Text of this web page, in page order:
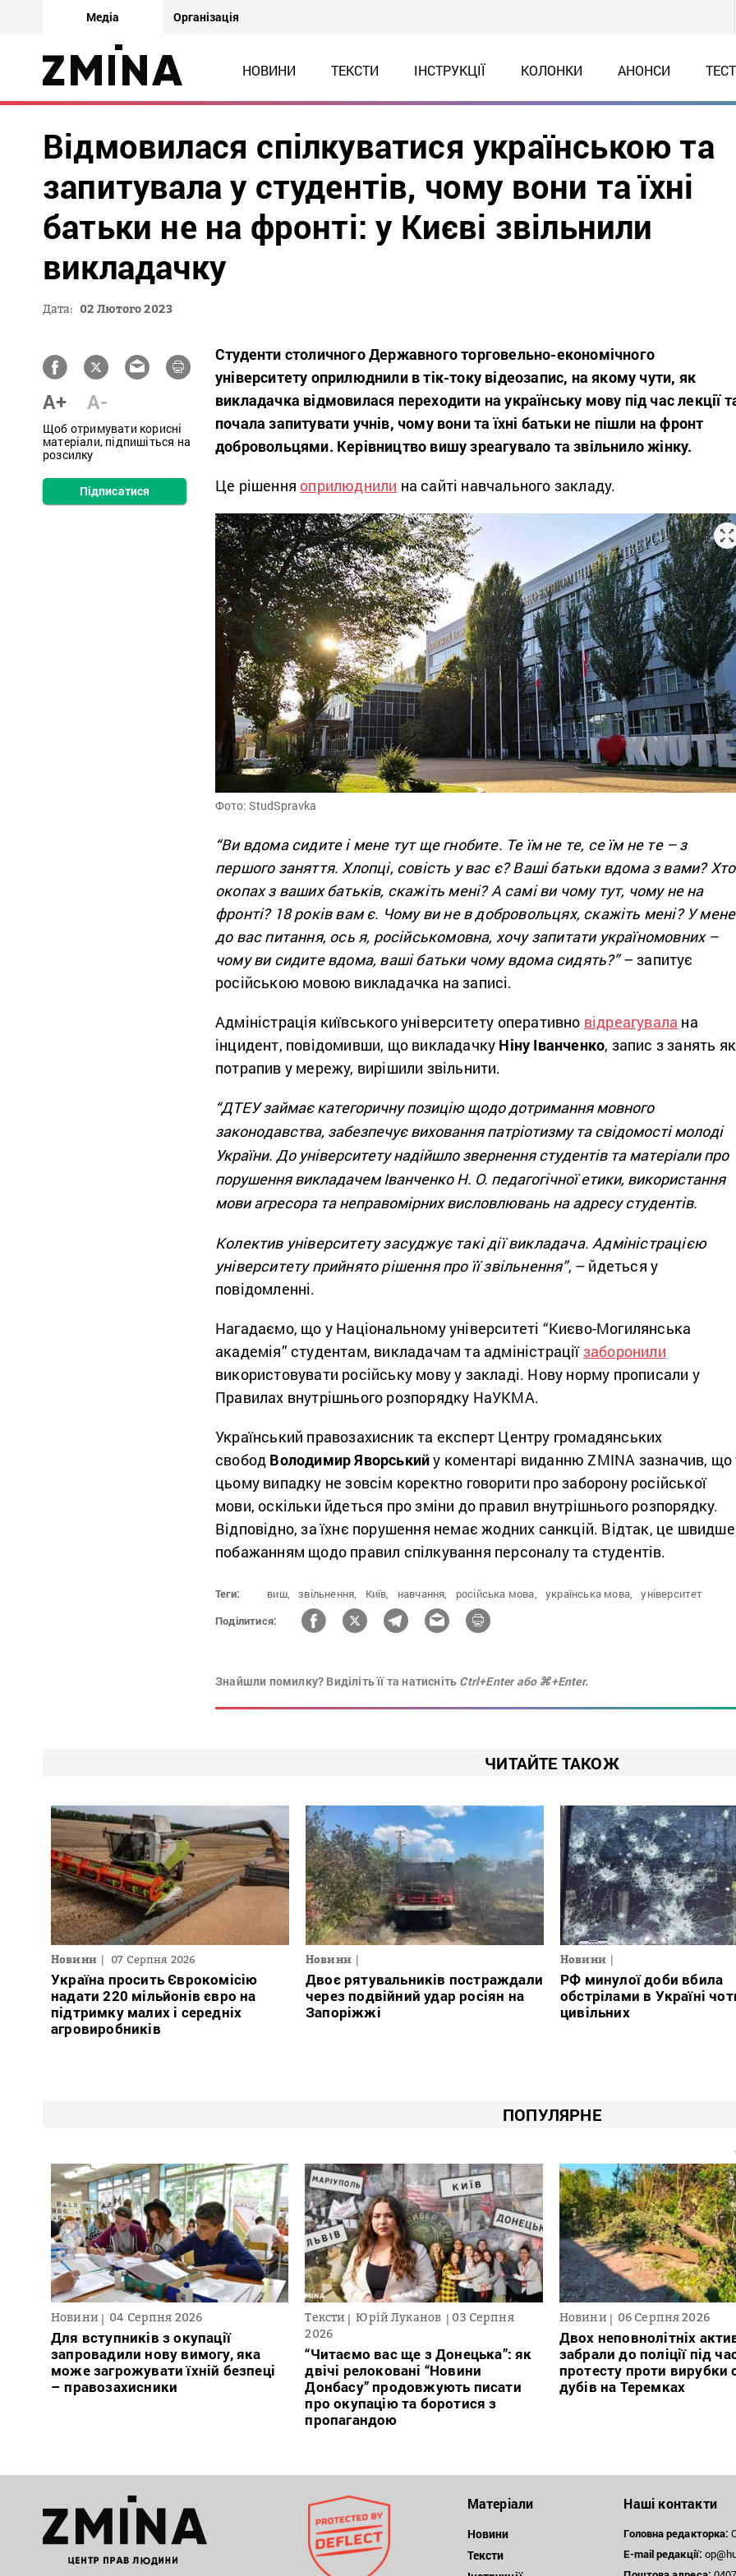
Медіа Організація
НОВИНИ ТЕКСТИ ІНСТРУКЦІЇ КОЛОНКИ АНОНСИ
Відмовилася спілкуватися українською та
запитувала у студентів, чому вони та їхні
батьки не на фронті: у Києві звільнили
викладачку
Дата: 02 Лютого 2023
A+ A-
Щоб отримувати корисні
матеріали, підпишіться на
розсилку
Підписатися
Студенти столичного Державного торговельно-економічного
університету оприлюднили в тік-току відеозапис, на якому чути, як
викладачка відмовилася переходити на українську мову під час лекції
почала запитувати учнів, чому вони та їхні батьки не пішли на фронт
добровольцями. Керівництво вишу зреагувало та звільнило жінку.
Це рішення оприлюднили на сайті навчального закладу.
Фото: StudSpravka
“Ви вдома сидите і мене тут ще гнобите. Те їм не те, се їм не те – з
першого заняття. Хлопці, совість у вас є? Ваші батьки вдома з вами?
окопах з ваших батьків, скажіть мені? А самі ви чому тут, чому не на
фронті? 18 років вам є. Чому ви не в добровольцях, скажіть мені? У мене
до вас питання, ось я, російськомовна, хочу запитати україномовних –
чому ви сидите вдома, ваші батьки чому вдома сидять?”– запитує
російською мовою викладачка на записі.
Адміністрація київського університету оперативно відреагувала на
інцидент, повідомивши, що викладачку Ніну Іванченко, запис з занять
потрапив у мережу, вирішили звільнити.
“ДТЕУ займає категоричну позицію щодо дотримання мовного
законодавства, забезпечує виховання патріотизму та свідомості молоді
України. До університету надійшло звернення студентів та матеріали про
порушення викладачем Іванченко Н. О. педагогічної етики, використання
мови агресора та неправомірних висловлювань на адресу студентів.
Колектив університету засуджує такі дії викладача. Адміністрацією
університету прийнято рішення про її звільнення”, – йдеться у
повідомленні.
Нагадаємо, що у Національному університеті “Києво-Могилянська
академія” студентам, викладачам та адміністраціїзаборонили
використовувати російську мову у закладі. Нову норму прописали у
Правилах внутрішнього розпорядку НаУКМА.
Український правозахисник та експерт Центру громадянських
свобод Володимир Яворськийу коментарі виданню ZMINA зазначив, що
цьому випадку не зовсім коректно говорити про заборону російської
мови, оскільки йдеться про зміни до правил внутрішнього розпорядку.
Відповідно, за їхнє порушення немає жодних санкцій. Відтак, це
побажанням щодо правил спілкування персоналу та студентів.
Теги: виш, звільнення, Київ, навчання, російська мова, українська мова,
університет
Поділитися:
Знайшли помилку? Виділіть її та натисніть Ctrl+Enter або ⌘+Enter.
ЧИТАЙТЕ ТАКОЖ
Новини 07 Серпня 2026
Україна просить Єврокомісію
надати 220 мільйонів євро на
підтримку малих і середніх
агровиробників
Новини
Двоє рятувальників постраждали
через подвійний удар росіян на
Запоріжжі
Новини
РФ минулої доби вбила
обстрілами в Україні
цивільних
ПОПУЛЯРНЕ
Новини 04 Серпня 2026
Для вступників з окупації
запровадили нову вимогу, яка
може загрожувати їхній безпеці
– правозахисники
Тексти Юрій Луканов
03 Серпня
2026
“Читаємо вас ще з Донецька”: як
двічі релоковані “Новини
Донбасу” продовжують писати
про окупацію та боротися з
пропагандою
Новини 06 Серпня 2026
Двох неповнолітніх
забрали до поліції під
протесту проти вирубки
дубів на Теремках
Матеріали
Новини
Тексти
Наші контакти
Головна редакторка:
E-mail редакції: